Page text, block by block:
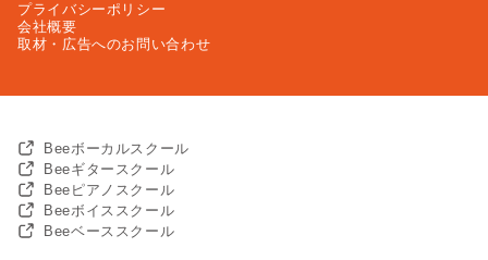
プライバシーポリシー
会社概要
取材・広告へのお問い合わせ
Beeボーカルスクール
Beeギタースクール
Beeピアノスクール
Beeボイススクール
Beeベーススクール